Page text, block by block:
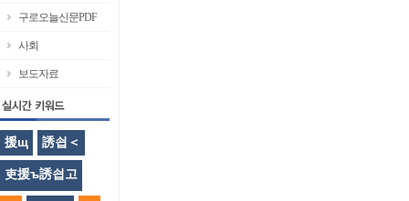
구로오늘신문PDF
사회
보도자료
援щ 誘쇱＜
吏援ъ誘쇱고